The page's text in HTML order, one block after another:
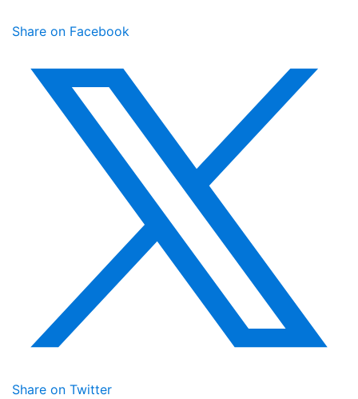
Share on Facebook
Share on Twitter